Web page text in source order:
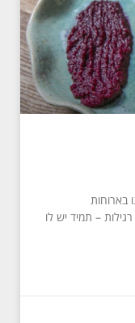
בארוחות
– תמיד יש לו